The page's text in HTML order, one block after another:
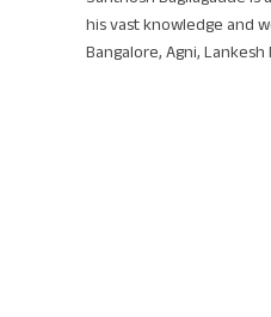
his vast knowledge and
Bangalore, Agni,